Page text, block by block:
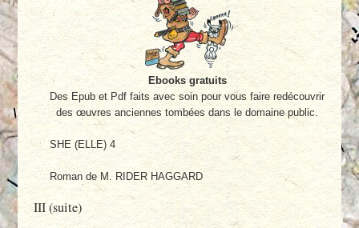
Ebooks gratuits
Des Epub et Pdf faits avec soin pour vous faire redécouvrir
des œuvres anciennes tombées dans le domaine public.
SHE (ELLE) 4
Roman de M. RIDER HAGGARD
III (suite)